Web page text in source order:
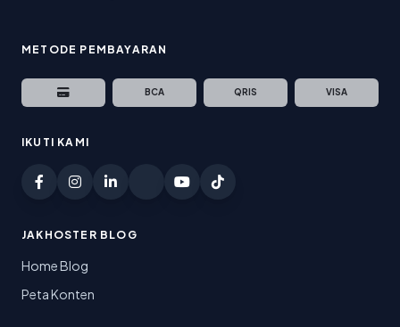
METODE PEMBAYARAN
BCA QRIS VISA
IKUTI KAMI
JAKHOSTER BLOG
Home Blog
Peta Konten